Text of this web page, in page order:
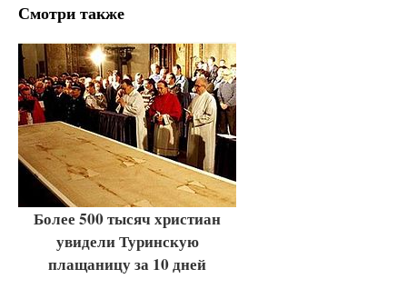
Смотри также
Более 500 тысяч христиан
увидели Туринскую
плащаницу за 10 дней